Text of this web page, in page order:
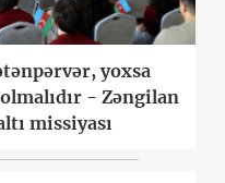
yoxsa
- Zəngilan
missiyası